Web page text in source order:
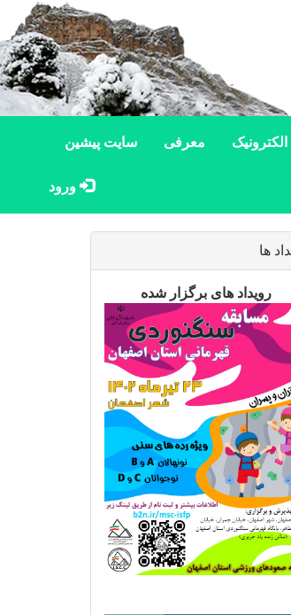
الکترونیک معرفی سایت پیشین
ورود
ها
رویداد های برگزار شده